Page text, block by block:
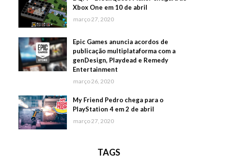
Xbox One em 10 de abril
março 27, 2020
Epic Games anuncia acordos de
publicação multiplataforma com a
genDesign, Playdead e Remedy
Entertainment
março 26, 2020
My Friend Pedro chega para o
PlayStation 4 em 2 de abril
março 27, 2020
TAGS